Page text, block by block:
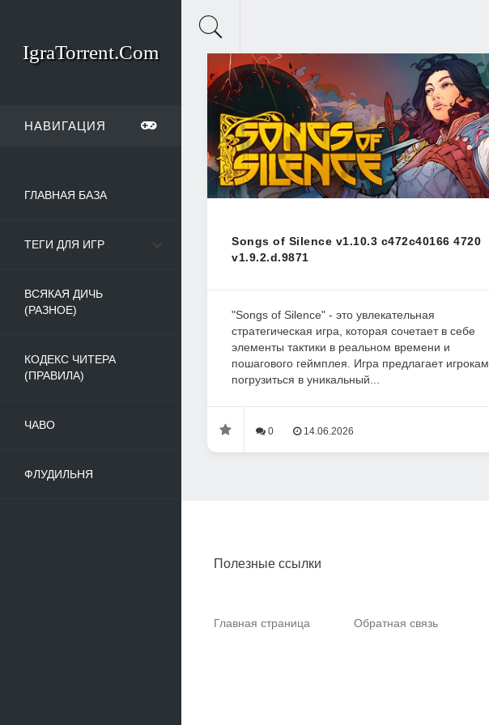
IgraTorrent.Com
НАВИГАЦИЯ
ГЛАВНАЯ БАЗА
ТЕГИ ДЛЯ ИГР
ВСЯКАЯ ДИЧЬ
(РАЗНОЕ)
КОДЕКС ЧИТЕРА
(ПРАВИЛА)
ЧАВО
ФЛУДИЛЬНЯ
Songs of Silence v1.10.3 c472c40166 4720
v1.9.2.d.9871
"Songs of Silence" - это увлекательная
стратегическая игра, которая сочетает в себе
элементы тактики в реальном времени и
пошагового геймплея. Игра предлагает игрокам
погрузиться в уникальный...
0 14.06.2026
Полезные ссылки
Главная страница Обратная связь